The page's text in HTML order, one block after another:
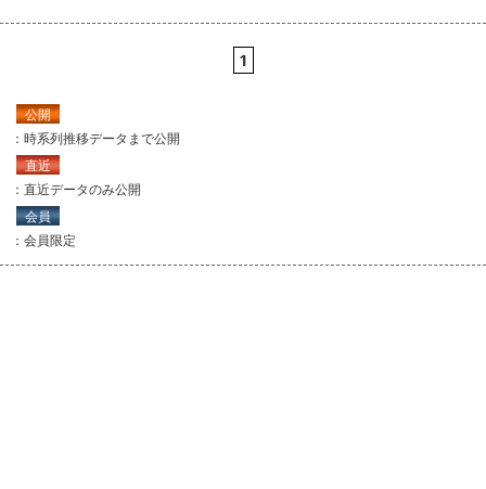
1
公開
：時系列推移データまで公開
直近
：直近データのみ公開
会員
：会員限定